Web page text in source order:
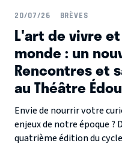
20/07/26 BRÈVES
L'art de vivre
monde : un
Rencontres et
au Théâtre
Envie de nourrir votre
enjeux de notre époque ?
quatrième édition du